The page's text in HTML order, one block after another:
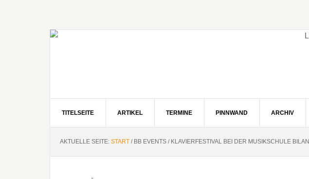
TITELSEITE ARTIKEL TERMINE PINNWAND ARCHIV
AKTUELLE SEITE: START /BB EVENTS /KLAVIERFESTIVAL BEI DER MUSIKSCHULE BILAN